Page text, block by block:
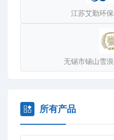
江苏艾勤环
无锡市锡山雪
所有产品